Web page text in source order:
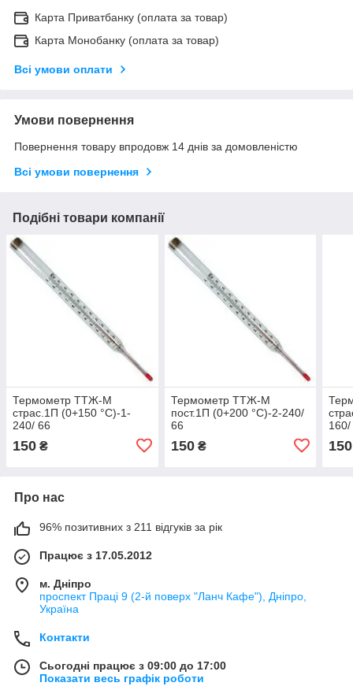
Карта Приватбанку (оплата за товар)
Карта Монобанку (оплата за товар)
Всі умови оплати
Умови повернення
Повернення товару впродовж 14 днів за домовленістю
Всі умови повернення
Подібні товари компанії
Термометр ТТЖ-М
страс.1П (0+150 °C)-1-
240/ 66
150 ₴
Термометр ТТЖ-М
пост.1П (0+200 °C)-2-240/
66
150₴ 150
Про нас
96% позитивних з 211 відгуків за рік
Працює з 17.05.2012
м. Дніпро
проспект Праці 9 (2-й поверх "Ланч Кафе"), Дніпро,
Україна
Контакти
Сьогодні працює з 09:00 до 17:00
Показати весь графік роботи